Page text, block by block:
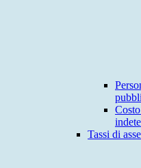
Tassi di